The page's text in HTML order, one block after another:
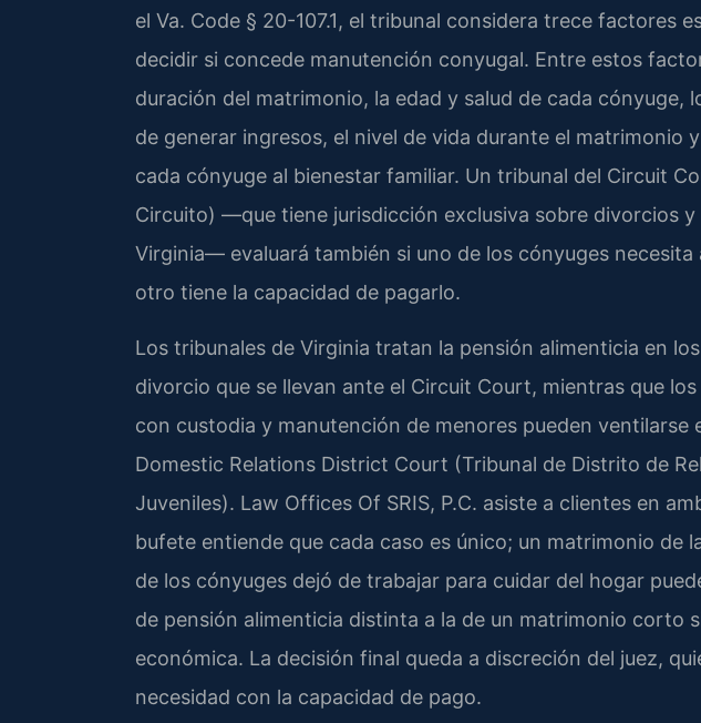
el Va. Code § 20-107.1, el tribunal considera trece factores
decidir si concede manutención conyugal. Entre estos
duración del matrimonio, la edad y salud de cada cónyuge,
de generar ingresos, el nivel de vida durante el matrimonio
cada cónyuge al bienestar familiar. Un tribunal del Circuit
Circuito) —que tiene jurisdicción exclusiva sobre divorcios y
Virginia— evaluará también si uno de los cónyuges
otro tiene la capacidad de pagarlo.
Los tribunales de Virginia tratan la pensión alimenticia en
divorcio que se llevan ante el Circuit Court, mientras que
con custodia y manutención de menores pueden ventilarse
Domestic Relations District Court (Tribunal de Distrito de
Juveniles). Law Offices Of SRIS, P.C. asiste a clientes en
bufete entiende que cada caso es único; un matrimonio de
de los cónyuges dejó de trabajar para cuidar del hogar
de pensión alimenticia distinta a la de un matrimonio corto
económica. La decisión final queda a discreción del juez,
necesidad con la capacidad de pago.